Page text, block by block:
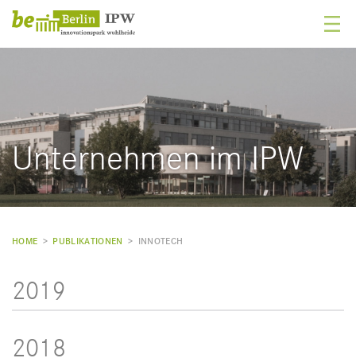
Unternehmen im IPW
HOME > PUBLIKATIONEN > INNOTECH
2019
2018